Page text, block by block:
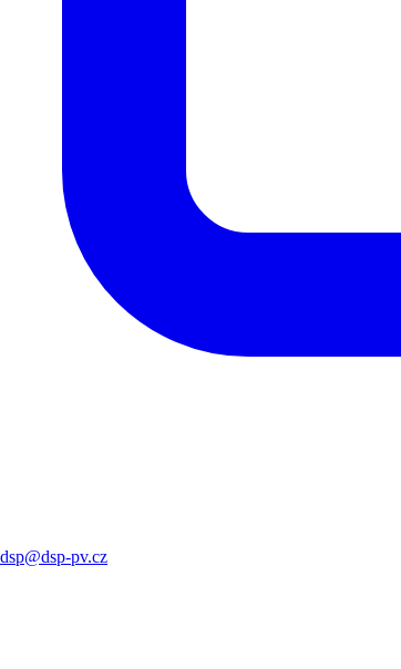
dsp@dsp-pv.cz